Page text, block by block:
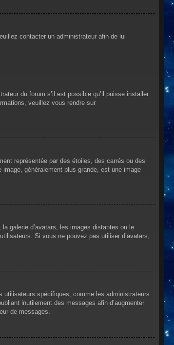
contacter un administrateur afin de lui
du forum s’il est possible qu’il puisse installer
veuillez vous rendre sur
représentée par des étoiles, des carrés ou des
généralement plus grande, est une image
galerie d’avatars, les images distantes ou le
Si vous ne pouvez pas utiliser d’avatars,
utilisateurs spécifiques, comme les administrateurs
inutilement des messages afin d’augmenter
de messages.